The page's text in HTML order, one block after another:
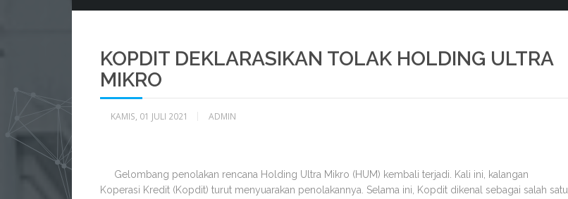
KOPDIT DEKLARASIKAN TOLAK HOLDING ULTRA
MIKRO
KAMIS, 01 JULI 2021 ADMIN
Gelombang penolakan rencana Holding Ultra Mikro (HUM) kembali terjadi. Kali ini, kalangan
Koperasi Kredit (Kopdit) turut menyuarakan penolakannya. Selama ini, Kopdit dikenal sebagai salah satu